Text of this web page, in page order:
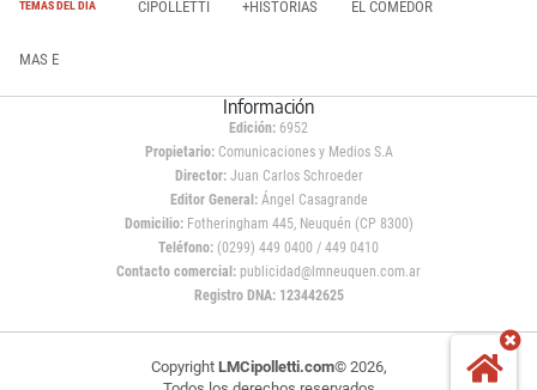
TEMAS DEL DÍA CIPOLLETTI +HISTORIAS EL COMEDOR
MAS E
Información
Edición: 6952
Propietario:Comunicaciones y Medios S.A
Director: Juan Carlos Schroeder
Editor General:Ángel Casagrande
Domicilio:Fotheringham 445, Neuquén (CP 8300)
Teléfono: (0299) 449 0400 / 449 0410
Contacto comercial: publicidad@lmneuquen.com.ar
Registro DNA: 123442625
Copyright LMCipolletti.com© 2026,